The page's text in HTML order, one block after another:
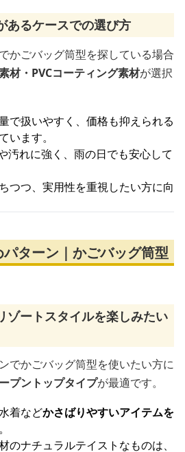
あるケースでの選び方
かごバッグ筒型を探している場合
材・PVCコーティング素材が選択
で扱いやすく、価格も抑えられる
います。
汚れに強く、雨の日でも安心して
つつ、実用性を重視したい方に向
ターン｜かごバッグ筒型
ゾートスタイルを楽しみたい
でかごバッグ筒型を使いたい方に
プントップタイプが最適です。
着などかさばりやすいアイテムを
のナチュラルテイストなものは、